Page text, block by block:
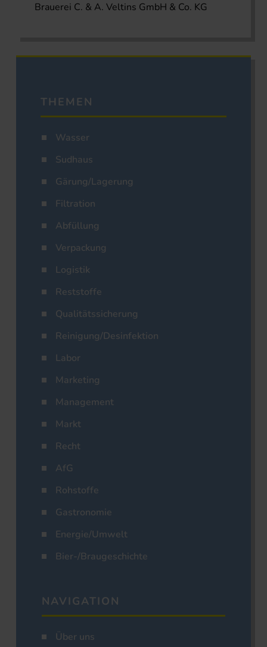
Brauerei C. & A. Veltins GmbH & Co. KG
THEMEN
Wasser
Sudhaus
Gärung/Lagerung
Filtration
Abfüllung
Verpackung
Logistik
Reststoffe
Qualitätssicherung
Reinigung/Desinfektion
Labor
Marketing
Management
Markt
Recht
AfG
Rohstoffe
Gastronomie
Energie/Umwelt
Bier-/Braugeschichte
NAVIGATION
Über uns